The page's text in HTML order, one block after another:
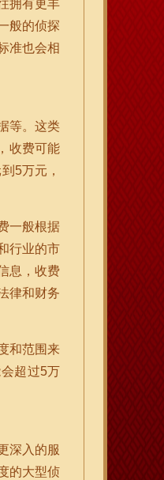
拥有更丰
般的侦探
准也会相
等。这类
收费可能
5万元，
一般根据
行业的市
息，收费
律和财务
和范围来
超过5万
深入的服
的大型侦